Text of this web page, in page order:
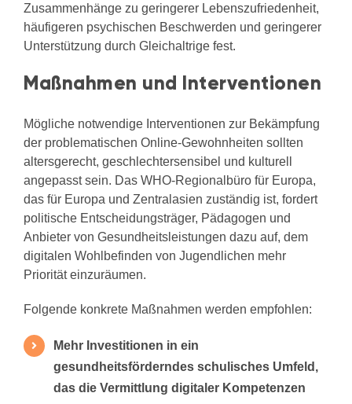
Zusammenhänge zu geringerer Lebenszufriedenheit,
häufigeren psychischen Beschwerden und geringerer
Unterstützung durch Gleichaltrige fest.
Maßnahmen und Interventionen
Mögliche notwendige Interventionen zur Bekämpfung
der problematischen Online-Gewohnheiten sollten
altersgerecht, geschlechtersensibel und kulturell
angepasst sein. Das WHO-Regionalbüro für Europa,
das für Europa und Zentralasien zuständig ist, fordert
politische Entscheidungsträger, Pädagogen und
Anbieter von Gesundheitsleistungen dazu auf, dem
digitalen Wohlbefinden von Jugendlichen mehr
Priorität einzuräumen.
Folgende konkrete Maßnahmen werden empfohlen:
Mehr Investitionen in ein
gesundheitsförderndes schulisches Umfeld,
das die Vermittlung digitaler Kompetenzen